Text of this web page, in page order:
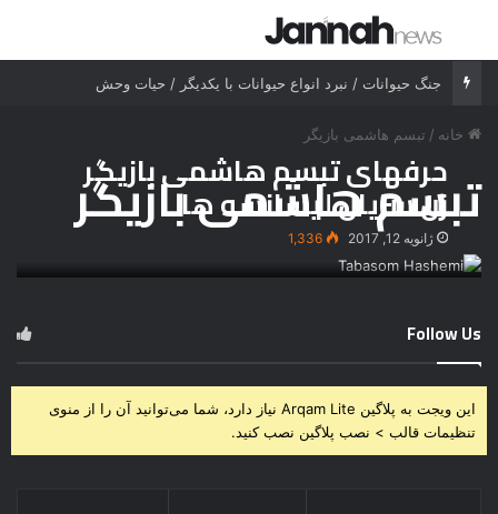
جستجو برای
جنگ حیوانات / نبرد انواع حیوانات با یکدیگر / حیات وحش
خانه / تبسم هاشمی بازیگر
تبسم هاشمی بازیگر
حرفهای تبسم هاشمی بازیگر
زن سریال لیسانسه ها
ژانویه 12, 2017 1,336
Follow Us
این ویجت به پلاگین Arqam Lite نیاز دارد، شما می‌توانید آن را از منوی
تنظیمات قالب > نصب پلاگین نصب کنید.